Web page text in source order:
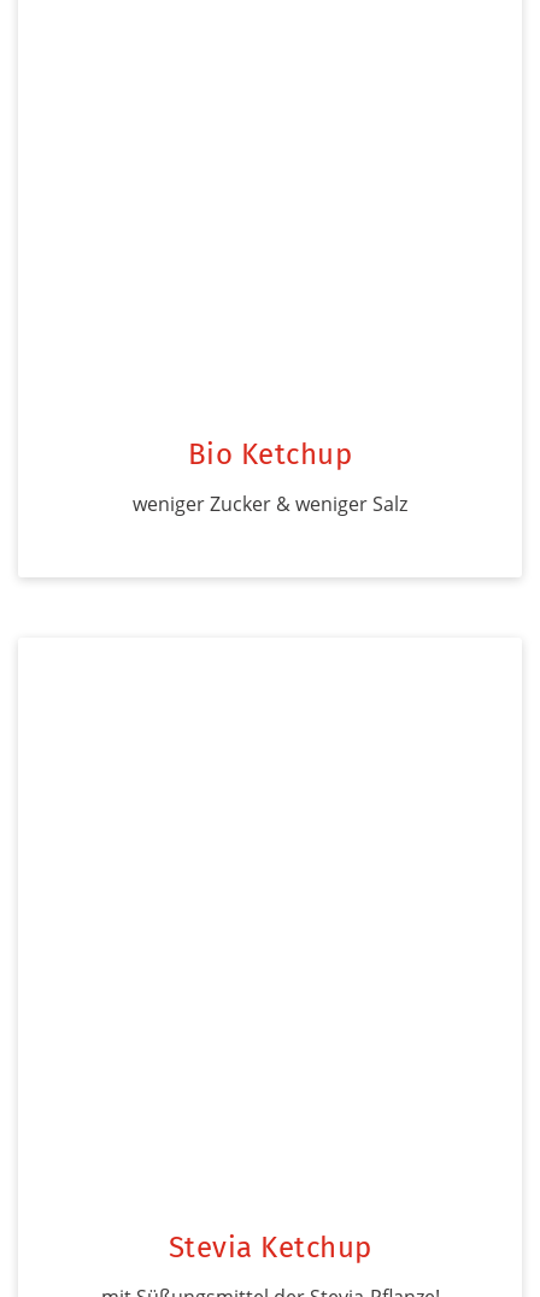
Bio Ketchup
weniger Zucker & weniger Salz
Stevia Ketchup